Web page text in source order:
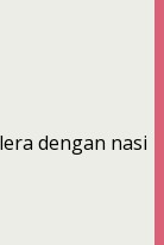
dengan nasi